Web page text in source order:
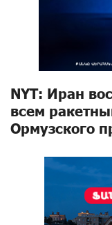
NYT: Иран
всем
Ормузского